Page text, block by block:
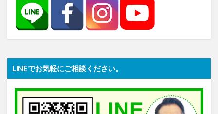
LINEでお気軽にご相談ください。